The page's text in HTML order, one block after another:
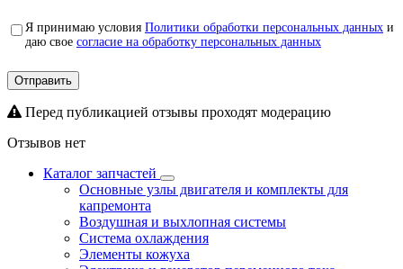
Я принимаю условия Политики обработки персональных данных и
даю свое согласие на обработку персональных данных
Отправить
Перед публикацией отзывы проходят модерацию
Отзывов нет
Каталог запчастей
Основные узлы двигателя и комплекты для
капремонта
Воздушная и выхлопная системы
Система охлаждения
Элементы кожуха